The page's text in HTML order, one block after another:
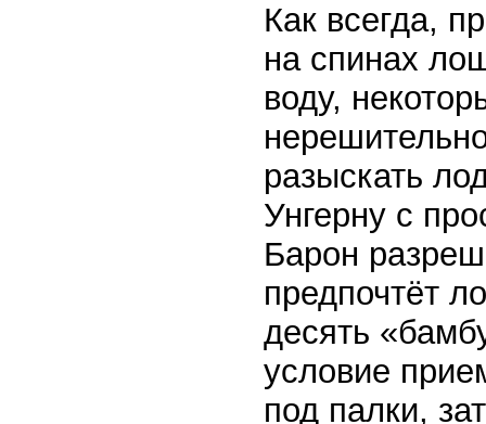
Как всегда,
на спинах
воду,
разыскать
Унгерну с
Барон
предпочтёт
десять
условие
под палки,